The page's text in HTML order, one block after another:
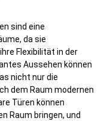
sind eine
da sie
Flexibilität in der
Aussehen können
nicht nur die
dem Raum modernen
Türen können
Raum bringen, und